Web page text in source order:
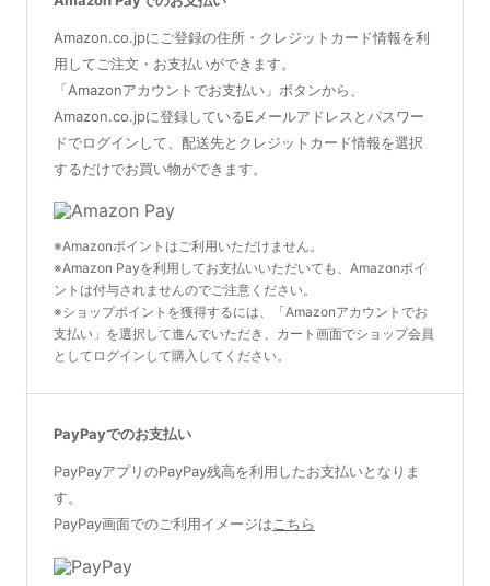
Amazon.co.jpにご登録の住所・クレジットカード情報を利
用してご注文・お支払いができます。
「Amazonアカウントでお支払い」ボタンから、
Amazon.co.jpに登録しているEメールアドレスとパスワー
ドでログインして、配送先とクレジットカード情報を選択
するだけでお買い物ができます。
※Amazonポイントはご利用いただけません。
※Amazon Payを利用してお支払いいただいても、Amazonポイ
ントは付与されませんのでご注意ください。
※ショップポイントを獲得するには、「Amazonアカウントでお
支払い」を選択して進んでいただき、カート画面でショップ会員
としてログインして購入してください。
PayPayでのお支払い
PayPayアプリのPayPay残高を利用したお支払いとなりま
す。
PayPay画面でのご利用イメージは こちら